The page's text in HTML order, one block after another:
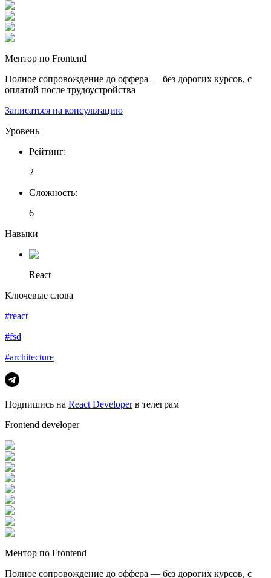
Ментор по Frontend
Полное сопровождение до оффера — без дорогих курсов, с
оплатой после трудоустройства
Записаться на консультацию
Уровень
Рейтинг:
2
Сложность:
6
Навыки
React
Ключевые слова
#react
#fsd
#architecture
Подпишись на React Developerв телеграм
Frontend developer
Ментор по Frontend
Полное сопровождение до оффера — без дорогих курсов, с